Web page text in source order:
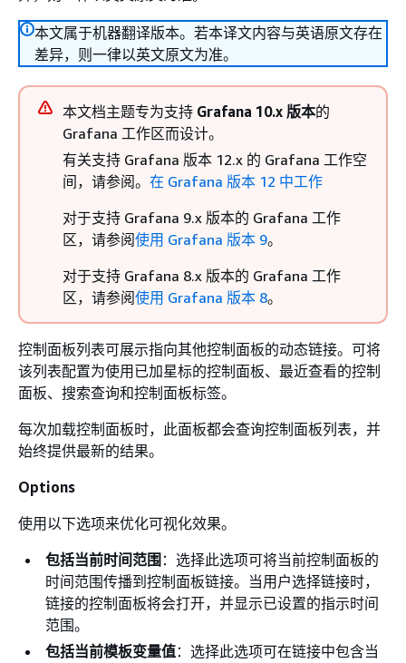
本文属于机器翻译版本。若本译文内容与英语原文存在
差异，则一律以英文原文为准。
本文档主题专为支持 Grafana 10.x 版本的
Grafana 工作区而设计。
有关支持 Grafana 版本 12.x 的 Grafana 工作空
间，请参阅。 在 Grafana 版本 12 中工作
对于支持 Grafana 9.x 版本的 Grafana 工作
区，请参阅使用 Grafana 版本 9。
对于支持 Grafana 8.x 版本的 Grafana 工作
区，请参阅使用 Grafana 版本 8。
控制面板列表可展示指向其他控制面板的动态链接。可将
该列表配置为使用已加星标的控制面板、最近查看的控制
面板、搜索查询和控制面板标签。
每次加载控制面板时，此面板都会查询控制面板列表，并
始终提供最新的结果。
Options
使用以下选项来优化可视化效果。
包括当前时间范围 ：选择此选项可将当前控制面板的
时间范围传播到控制面板链接。当用户选择链接时，
链接的控制面板将会打开，并显示已设置的指示时间
范围。
包括当前模板变量值：选择此选项可在链接中包含当